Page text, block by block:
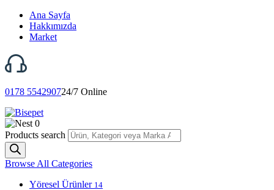
Ana Sayfa
Hakkımızda
Market
0178 554290724/7 Online
0
Products search
Browse All Categories
Yöresel Ürünler 14